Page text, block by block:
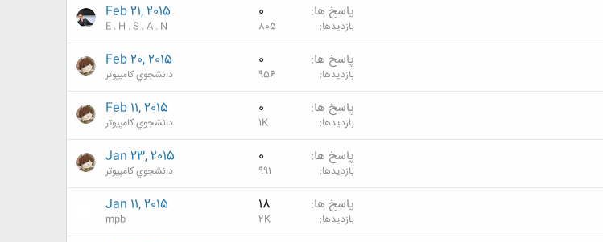
پاسخ ها 0
بازدیدها 805
Feb 21, 2015
E . H . S . A . N
پاسخ ها 0
بازدیدها 956
Feb 20, 2015
دانشجوي كامپيوتر
پاسخ ها 0
بازدیدها 1K
Feb 11, 2015
دانشجوي كامپيوتر
پاسخ ها 0
بازدیدها 991
Jan 23, 2015
دانشجوي كامپيوتر
پاسخ ها 18
بازدیدها 2K
Jan 11, 2015
mpb